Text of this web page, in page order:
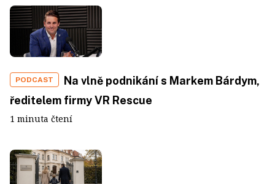
PODCAST
Na vlně podnikání s Markem Bárdym,
ředitelem firmy VR Rescue
1 minuta čtení